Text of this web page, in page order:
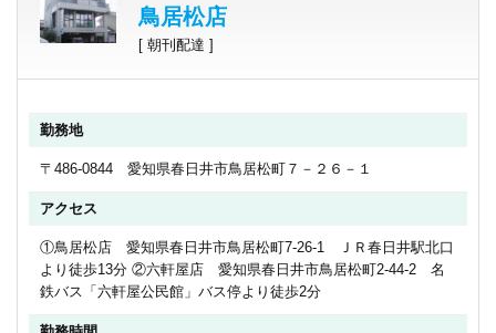
鳥居松店
[ 朝刊配達 ]
勤務地
〒486-0844 愛知県春日井市鳥居松町７－２６－１
アクセス
①鳥居松店 愛知県春日井市鳥居松町7-26-1 ＪＲ春日井駅北口
より徒歩13分 ②六軒屋店 愛知県春日井市鳥居松町2-44-2 名
鉄バス「六軒屋公民館」バス停より徒歩2分